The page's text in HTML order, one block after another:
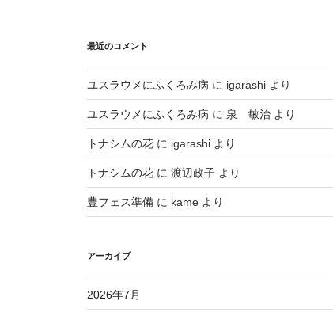
最近のコメント
ユスラウメにふくろみ病 に igarashiより
ユスラウメにふくろみ病 に 泉 敏治より
トナシムの花に igarashiより
トナシムの花に 渡辺政子より
豊フェス準備に kameより
アーカイブ
2026年7月